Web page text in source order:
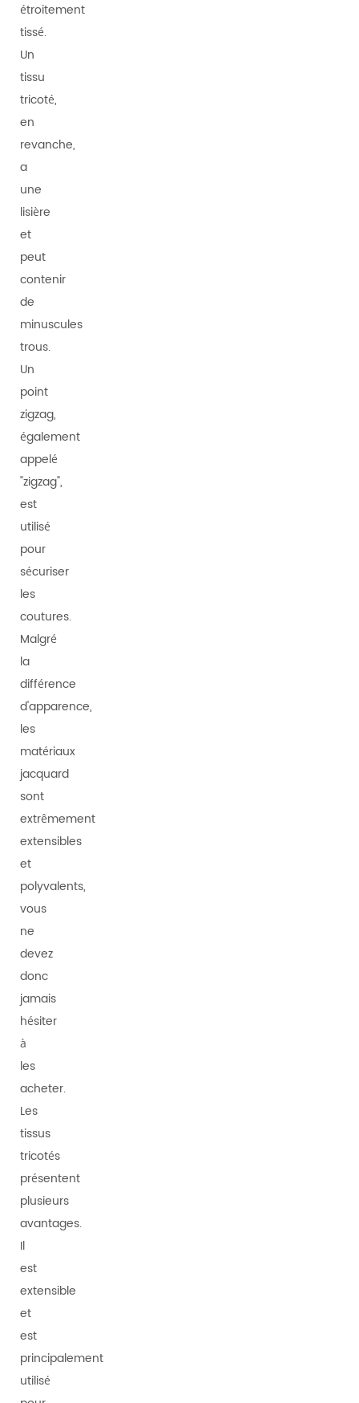
étroitement
tissé.
Un
tissu
tricoté,
en
revanche,
a
une
lisière
et
peut
contenir
de
minuscules
trous.
Un
point
zigzag,
également
appelé
"zigzag",
est
utilisé
pour
sécuriser
les
coutures.
Malgré
la
différence
d'apparence,
les
matériaux
jacquard
sont
extrêmement
extensibles
et
polyvalents,
vous
ne
devez
donc
jamais
hésiter
à
les
acheter.
Les
tissus
tricotés
présentent
plusieurs
avantages.
Il
est
extensible
et
est
principalement
utilisé